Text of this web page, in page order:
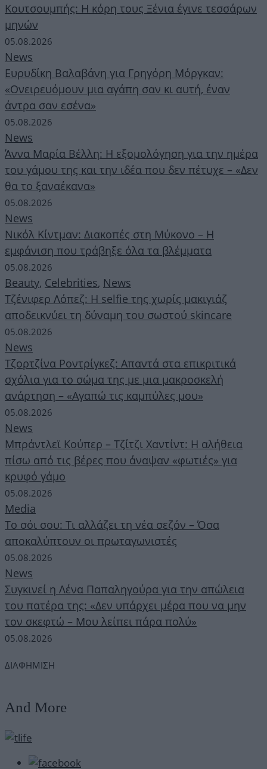
Κουτσουμπής: Η κόρη τους Ξένια έγινε τεσσάρων
μηνών
05.08.2026
News
Ευρυδίκη Βαλαβάνη για Γρηγόρη Μόργκαν:
«Oνειρευόμουν μια αγάπη σαν κι αυτή, έναν
άντρα σαν εσένα»
05.08.2026
News
Άννα Μαρία Βέλλη: Η εξομολόγηση για την ημέρα
του γάμου της και την ιδέα που δεν πέτυχε – «Δεν
θα το ξαναέκανα»
05.08.2026
News
Νικόλ Κίντμαν: Διακοπές στη Μύκονο – Η
εμφάνιση που τράβηξε όλα τα βλέμματα
05.08.2026
Beauty, Celebrities, News
Τζένιφερ Λόπεζ: Η selfie της χωρίς μακιγιάζ
αποδεικνύει τη δύναμη του σωστού skincare
05.08.2026
News
Τζορτζίνα Ροντρίγκεζ: Απαντά στα επικριτικά
σχόλια για το σώμα της με μια μακροσκελή
ανάρτηση – «Αγαπώ τις καμπύλες μου»
05.08.2026
News
Μπράντλεϊ Κούπερ – Τζίτζι Χαντίντ: Η αλήθεια
πίσω από τις βέρες που άναψαν «φωτιές» για
κρυφό γάμο
05.08.2026
Media
Το σόι σου: Τι αλλάζει τη νέα σεζόν – Όσα
αποκαλύπτουν οι πρωταγωνιστές
05.08.2026
News
Συγκινεί η Λένα Παπαληγούρα για την απώλεια
του πατέρα της: «Δεν υπάρχει μέρα που να μην
τον σκεφτώ – Μου λείπει πάρα πολύ»
05.08.2026
ΔΙΑΦΗΜΙΣΗ
And More